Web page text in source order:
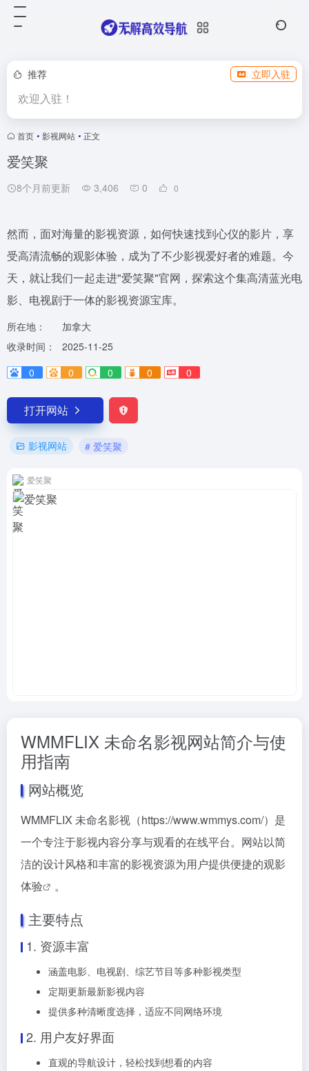
推荐 立即入驻
欢迎入驻！
首页 • 影视网站 • 正文
爱笑聚
8个月前更新 3,406 0 0
然而，面对海量的影视资源，如何快速找到心仪的影片，享
受高清流畅的观影体验，成为了不少影视爱好者的难题。今
天，就让我们一起走进"爱笑聚"官网，探索这个集高清蓝光电
影、电视剧于一体的影视资源宝库。
所在地：
加拿大
收录时间：
2025-11-25
0
0 0 0 0
打开网站
影视网站 # 爱笑聚
爱笑聚
WMMFLIX 未命名影视网站简介与使
用指南
网站概览
WMMFLIX 未命名影视（https://www.wmmys.com/）是
一个专注于影视内容分享与观看的在线平台。网站以简
洁的设计风格和丰富的影视资源为用户提供便捷的观影
体验
。
主要特点
1. 资源丰富
涵盖电影、电视剧、综艺节目等多种影视类型
定期更新最新影视内容
提供多种清晰度选择，适应不同网络环境
2. 用户友好界面
直观的导航设计，轻松找到想看的内容